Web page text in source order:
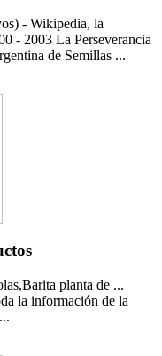
- Wikipedia, la
- 2003 La Perseverancia
de Semillas ...
planta de ...
la información de la